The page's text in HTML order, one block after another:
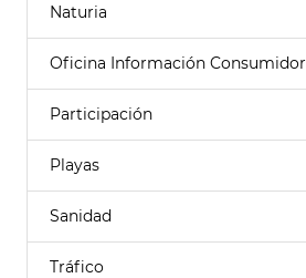
Naturia
Oficina Información Consumidor
Participación
Playas
Sanidad
Tráfico